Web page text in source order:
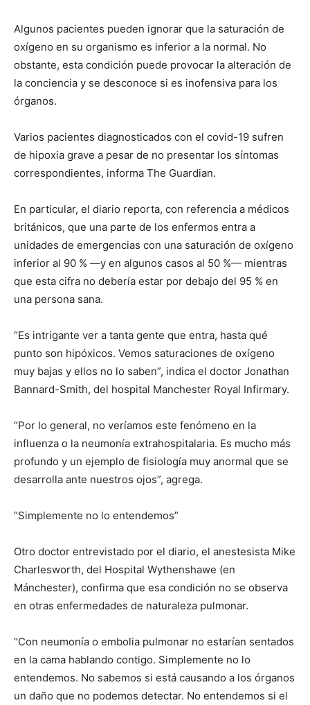
Algunos pacientes pueden ignorar que la saturación de
oxígeno en su organismo es inferior a la normal. No
obstante, esta condición puede provocar la alteración de
la conciencia y se desconoce si es inofensiva para los
órganos.
Varios pacientes diagnosticados con el covid-19 sufren
de hipoxia grave a pesar de no presentar los síntomas
correspondientes, informa The Guardian.
En particular, el diario reporta, con referencia a médicos
británicos, que una parte de los enfermos entra a
unidades de emergencias con una saturación de oxígeno
inferior al 90 % —y en algunos casos al 50 %— mientras
que esta cifra no debería estar por debajo del 95 % en
una persona sana.
“Es intrigante ver a tanta gente que entra, hasta qué
punto son hipóxicos. Vemos saturaciones de oxígeno
muy bajas y ellos no lo saben”, indica el doctor Jonathan
Bannard-Smith, del hospital Manchester Royal Infirmary.
“Por lo general, no veríamos este fenómeno en la
influenza o la neumonía extrahospitalaria. Es mucho más
profundo y un ejemplo de fisiología muy anormal que se
desarrolla ante nuestros ojos”, agrega.
“Simplemente no lo entendemos”
Otro doctor entrevistado por el diario, el anestesista Mike
Charlesworth, del Hospital Wythenshawe (en
Mánchester), confirma que esa condición no se observa
en otras enfermedades de naturaleza pulmonar.
“Con neumonía o embolia pulmonar no estarían sentados
en la cama hablando contigo. Simplemente no lo
entendemos. No sabemos si está causando a los órganos
un daño que no podemos detectar. No entendemos si el